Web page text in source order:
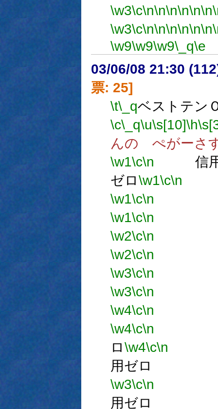
\w3\c\n\n\n\n\n\n
\w3\c\n\n\n\n\n\n
\w9\w9\w9\_q\e
03/06/08 21:30
票: 25]
\t\_qベストテン
\c\_q\u\s[10]\h
んの ぺがーさ
\w1\c\n 信用
ゼロ\w1\c\n
\w1\c\n
\w1\c\n
\w2\c\n
\w2\c\n
\w3\c\n
\w3\c\n
\w4\c\n
\w4\c\n
ロ\w4\c\n
用ゼロ
\w3\c\n
用ゼロ